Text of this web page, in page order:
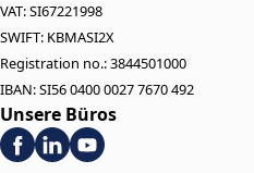
VAT: SI67221998
SWIFT: KBMASI2X
Registration no.: 3844501000
IBAN: SI56 0400 0027 7670 492
Unsere Büros